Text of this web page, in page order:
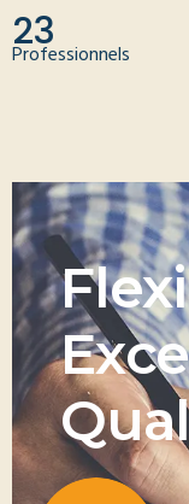
23
Professionnels
Flexi
Exce
Qua